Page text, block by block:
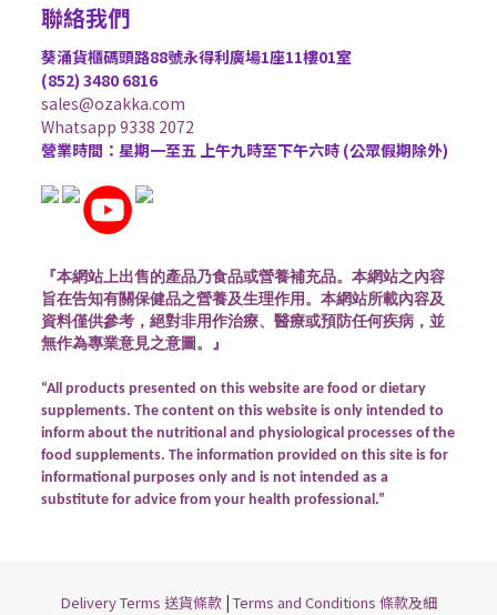
聯絡我們
葵涌貨櫃碼頭路88號永得利廣場1座11樓01室
(852) 3480 6816
sales@ozakka.com
Whatsapp 9338 2072
營業時間：星期一至五 上午九時至下午六時 (公眾假期除外)
『本網站上出售的產品乃食品或營養補充品。本網站之內容
旨在告知有關保健品之營養及生理作用。本網站所載內容及
資料僅供參考，絕對非用作治療、醫療或預防任何疾病，並
無作為專業意見之意圖。』
“All products presented on this website are food or dietary
supplements. The content on this website is only intended to
inform about the nutritional and physiological processes of the
food supplements. The information provided on this site is for
informational purposes only and is not intended as a
substitute for advice from your health professional.”
Delivery Terms 送貨條款| Terms and Conditions 條款及細